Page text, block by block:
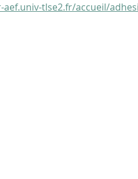
tlse2.fr/accueil/